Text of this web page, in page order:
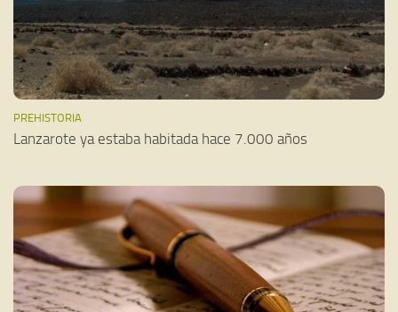
PREHISTORIA
Lanzarote ya estaba habitada hace 7.000 años